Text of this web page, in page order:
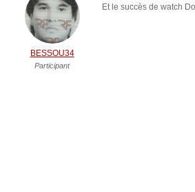
BESSOU34
Participant
Et le succès de watch